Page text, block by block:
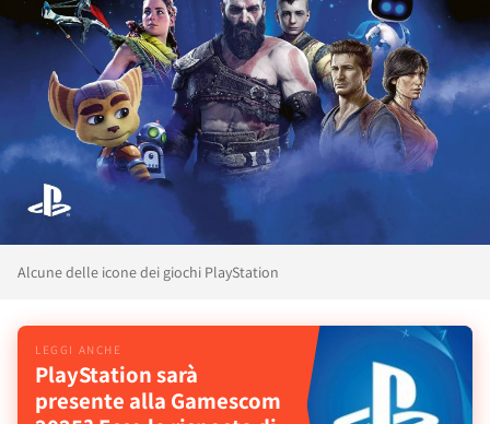
Alcune delle icone dei giochi PlayStation
PlayStation sarà
presente alla Gamescom